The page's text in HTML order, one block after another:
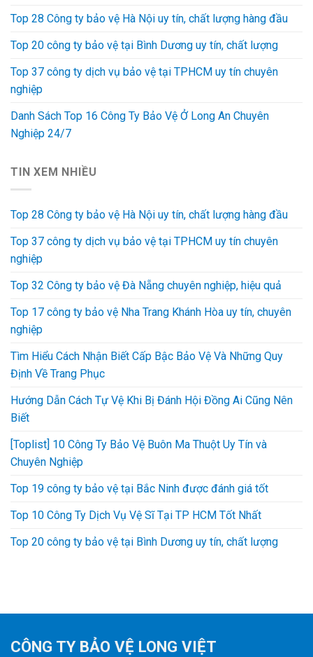
Top 28 Công ty bảo vệ Hà Nội uy tín, chất lượng hàng đầu
Top 20 công ty bảo vệ tại Bình Dương uy tín, chất lượng
Top 37 công ty dịch vụ bảo vệ tại TPHCM uy tín chuyên
nghiệp
Danh Sách Top 16 Công Ty Bảo Vệ Ở Long An Chuyên
Nghiệp 24/7
TIN XEM NHIỀU
Top 28 Công ty bảo vệ Hà Nội uy tín, chất lượng hàng đầu
Top 37 công ty dịch vụ bảo vệ tại TPHCM uy tín chuyên
nghiệp
Top 32 Công ty bảo vệ Đà Nẵng chuyên nghiệp, hiệu quả
Top 17 công ty bảo vệ Nha Trang Khánh Hòa uy tín, chuyên
nghiệp
Tìm Hiểu Cách Nhận Biết Cấp Bậc Bảo Vệ Và Những Quy
Định Về Trang Phục
Hướng Dẫn Cách Tự Vệ Khi Bị Đánh Hội Đồng Ai Cũng Nên
Biết
[Toplist] 10 Công Ty Bảo Vệ Buôn Ma Thuột Uy Tín và
Chuyên Nghiệp
Top 19 công ty bảo vệ tại Bắc Ninh được đánh giá tốt
Top 10 Công Ty Dịch Vụ Vệ Sĩ Tại TP HCM Tốt Nhất
Top 20 công ty bảo vệ tại Bình Dương uy tín, chất lượng
CÔNG TY BẢO VỆ LONG VIỆT